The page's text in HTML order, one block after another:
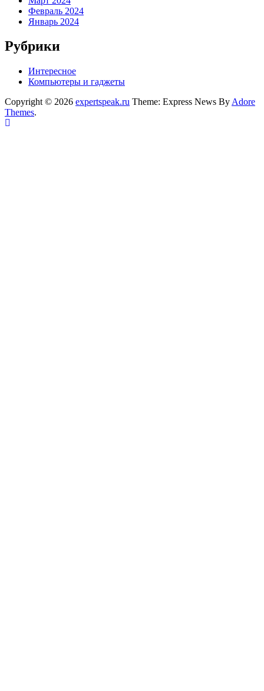
Февраль 2024
Январь 2024
Рубрики
Интересное
Компьютеры и гаджеты
Copyright © 2026 expertspeak.ru Theme: Express News By Adore
Themes.